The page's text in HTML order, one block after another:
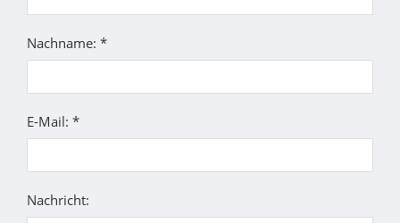
Nachname: *
E-Mail: *
Nachricht: